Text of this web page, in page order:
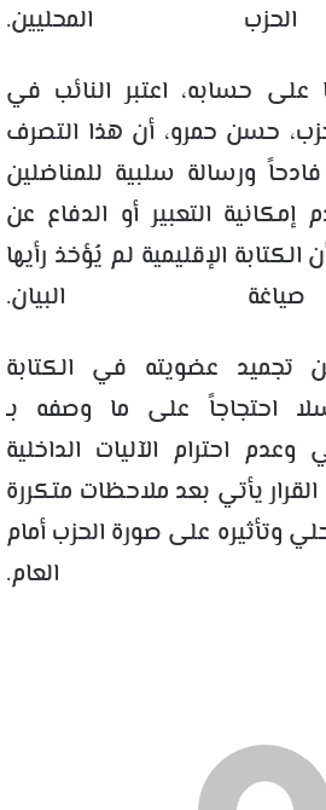
المحليين.
حسابه، اعتبر النائب في
حسن حمرو، أن هذا التصرف
ورسالة سلبية للمناضلين
إمكانية التعبير أو الدفاع عن
الكتابة الإقليمية لم يُؤخذ رأيها
البيان.
تجميد عضويته في الكتابة
احتجاجاً على ما وصفه بـ
وعدم احترام الآليات الداخلية
يأتي بعد ملاحظات متكررة
وتأثيره على صورة الحزب أمام
العام.